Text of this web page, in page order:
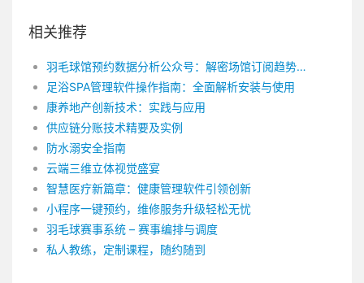
相关推荐
羽毛球馆预约数据分析公众号：解密场馆订阅趋势！
足浴SPA管理软件操作指南：全面解析安装与使用
康养地产创新技术：实践与应用
供应链分账技术精要及实例
防水溺安全指南
云端三维立体视觉盛宴
智慧医疗新篇章：健康管理软件引领创新
小程序一键预约，维修服务升级轻松无忧
羽毛球赛事系统 – 赛事编排与调度
私人教练，定制课程，随约随到